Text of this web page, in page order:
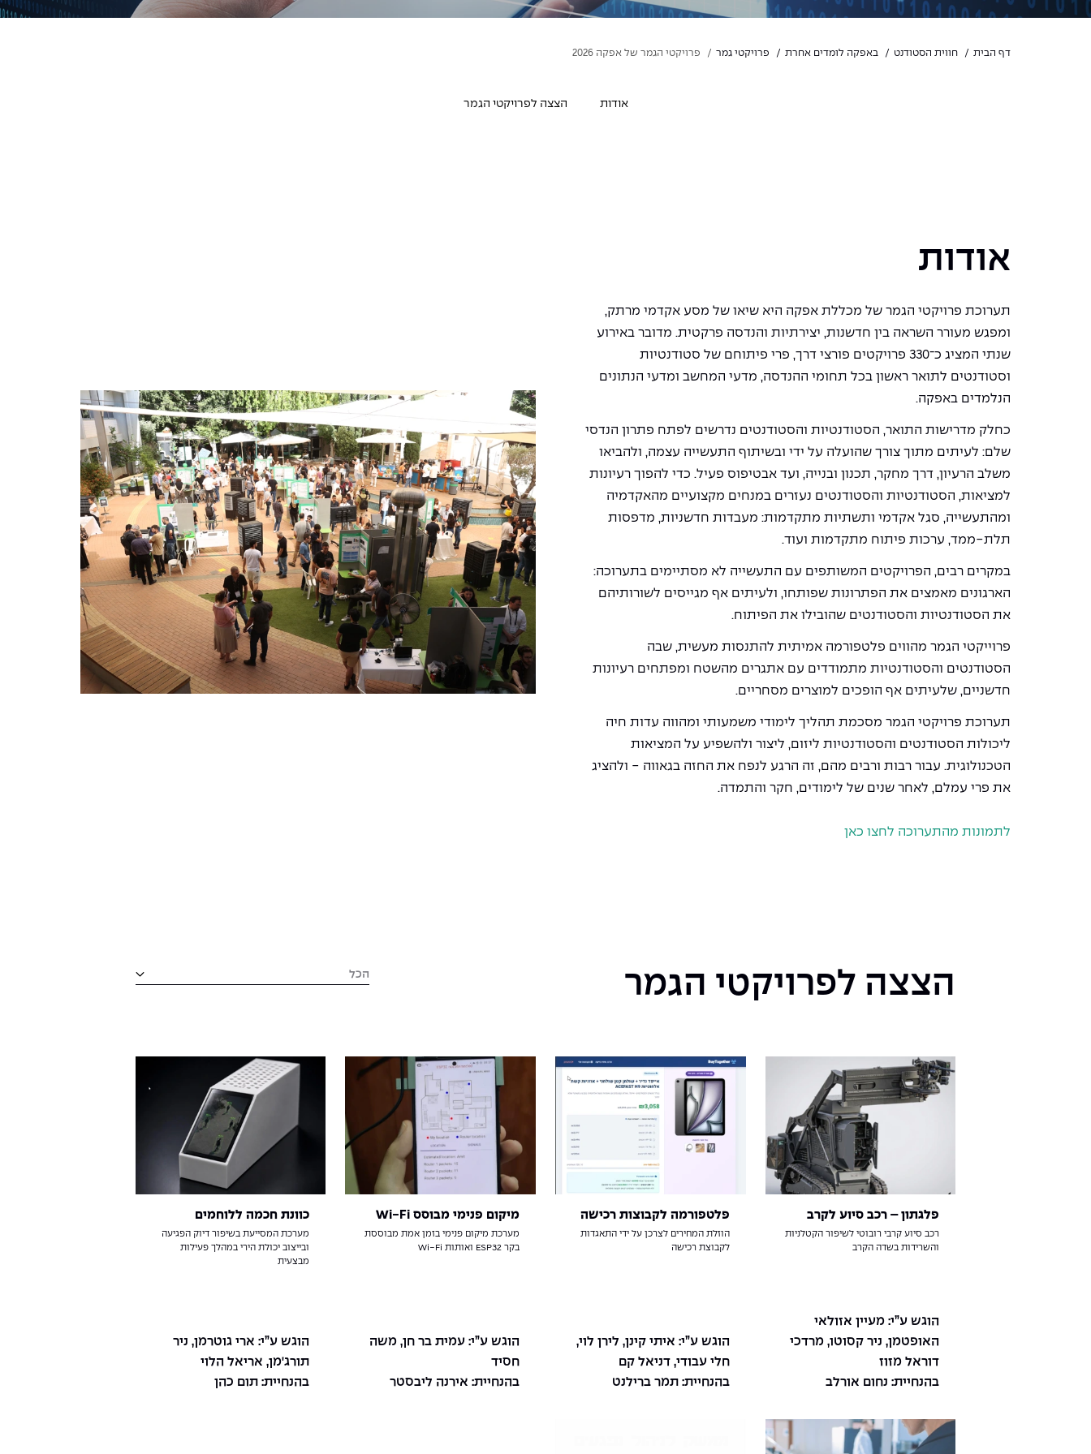
דף הבית חווית הסטודנט באפקה לומדים אחרת פרויקטי גמר פרויקטי הגמר של אפקה 2026
אודות הצצה לפרויקטי הגמר
אודות
תערוכת פרויקטי הגמר של מכללת אפקה היא שיאו של מסע אקדמי מרתק,
ומפגש מעורר השראה בין חדשנות, יצירתיות והנדסה פרקטית. מדובר באירוע
שנתי המציג כ־330 פרויקטים פורצי דרך, פרי פיתוחם של סטודנטיות
וסטודנטים לתואר ראשון בכל תחומי ההנדסה, מדעי המחשב ומדעי הנתונים
הנלמדים באפקה.
כחלק מדרישות התואר, הסטודנטיות והסטודנטים נדרשים לפתח פתרון הנדסי
שלם: לעיתים מתוך צורך שהועלה על ידי ובשיתוף התעשייה עצמה, ולהביאו
משלב הרעיון, דרך מחקר, תכנון ובנייה, ועד אבטיפוס פעיל. כדי להפוך רעיונות
למציאות, הסטודנטיות והסטודנטים נעזרים במנחים מקצועיים מהאקדמיה
ומהתעשייה, סגל אקדמי ותשתיות מתקדמות: מעבדות חדשניות, מדפסות
תלת-ממד, ערכות פיתוח מתקדמות ועוד.
במקרים רבים, הפרויקטים המשותפים עם התעשייה לא מסתיימים בתערוכה:
הארגונים מאמצים את הפתרונות שפותחו, ולעיתים אף מגייסים לשורותיהם
את הסטודנטיות והסטודנטים שהובילו את הפיתוח.
פרוייקטי הגמר מהווים פלטפורמה אמיתית להתנסות מעשית, שבה
הסטודנטים והסטודנטיות מתמודדים עם אתגרים מהשטח ומפתחים רעיונות
חדשניים, שלעיתים אף הופכים למוצרים מסחריים.
תערוכת פרויקטי הגמר מסכמת תהליך לימודי משמעותי ומהווה עדות חיה
ליכולות הסטודנטים והסטודנטיות ליזום, ליצור ולהשפיע על המציאות
הטכנולוגית. עבור רבות ורבים מהם, זה הרגע לנפח את החזה בגאווה - ולהציג
את פרי עמלם, לאחר שנים של לימודים, חקר והתמדה.
לתמונות מהתערוכה לחצו כאן
הצצה לפרויקטי הגמר בחר יחידה אקדמית לסינון
הכל
פלגתון – רכב סיוע לקרב
רכב סיוע קרבי רובוטי לשיפור הקטלניות
והשרידות בשדה הקרב
הוגש ע”י: מעיין אזולאי
האופטמן, ניר קסוטו, מרדכי
דוראל מזוז
בהנחיית: נחום אורלב
פלטפורמה לקבוצות רכישה
הוזלת המחירים לצרכן על ידי התאגדות
לקבוצת רכישה
הוגש ע”י: איתי קינן, לירן לוי,
חלי עבודי, דניאל קם
בהנחיית: תמר ברילנט
מיקום פנימי מבוסס Wi-Fi
מערכת מיקום פנימי בזמן אמת מבוססת
בקר ESP32 ואותות Wi-Fi
הוגש ע”י: עמית בר חן, משה
חסיד
בהנחיית: אירנה ליבסטר
כוונת חכמה ללוחמים
מערכת המסייעת בשיפור דיוק הפגיעה
ובייצוב יכולת הירי במהלך פעילות
מבצעית
הוגש ע”י: ארי גוטרמן, ניר
תורג'מן, אריאל הלוי
בהנחיית: תום כהן